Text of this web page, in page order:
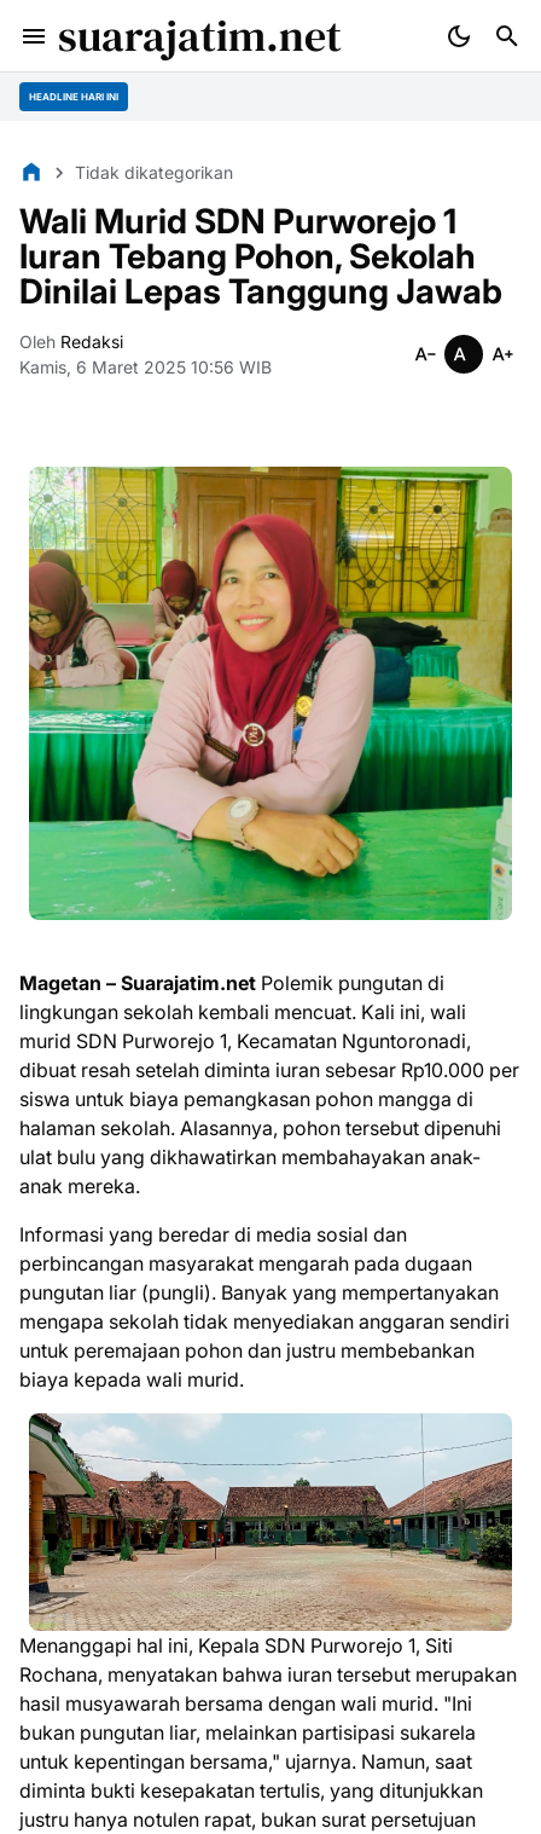
suarajatim.net
HEADLINE HARI INI
Tidak dikategorikan
Wali Murid SDN Purworejo 1
Iuran Tebang Pohon, Sekolah
Dinilai Lepas Tanggung Jawab
Oleh Redaksi
Kamis, 6 Maret 2025 10:56 WIB
Magetan – Suarajatim.net Polemik pungutan di
lingkungan sekolah kembali mencuat. Kali ini, wali
murid SDN Purworejo 1, Kecamatan Nguntoronadi,
dibuat resah setelah diminta iuran sebesar Rp10.000 per
siswa untuk biaya pemangkasan pohon mangga di
halaman sekolah. Alasannya, pohon tersebut dipenuhi
ulat bulu yang dikhawatirkan membahayakan anak-
anak mereka.
Informasi yang beredar di media sosial dan
perbincangan masyarakat mengarah pada dugaan
pungutan liar (pungli). Banyak yang mempertanyakan
mengapa sekolah tidak menyediakan anggaran sendiri
untuk peremajaan pohon dan justru membebankan
biaya kepada wali murid.
Menanggapi hal ini, Kepala SDN Purworejo 1, Siti
Rochana, menyatakan bahwa iuran tersebut merupakan
hasil musyawarah bersama dengan wali murid. "Ini
bukan pungutan liar, melainkan partisipasi sukarela
untuk kepentingan bersama," ujarnya. Namun, saat
diminta bukti kesepakatan tertulis, yang ditunjukkan
justru hanya notulen rapat, bukan surat persetujuan